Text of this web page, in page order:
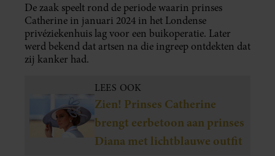
De zaak speelt rond de periode waarin prinses
Catherine in januari 2024 in het Londense
privéziekenhuis lag voor een buikoperatie. Later
werd bekend dat artsen na die ingreep ontdekten dat
zij kanker had.
LEES OOK
Zien! Prinses Catherine
brengt eerbetoon aan prinses
Diana met lichtblauwe outfit